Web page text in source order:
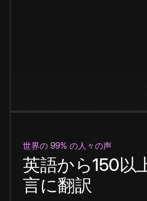
世界の 99% の人々の声
英語から150以
言に翻訳